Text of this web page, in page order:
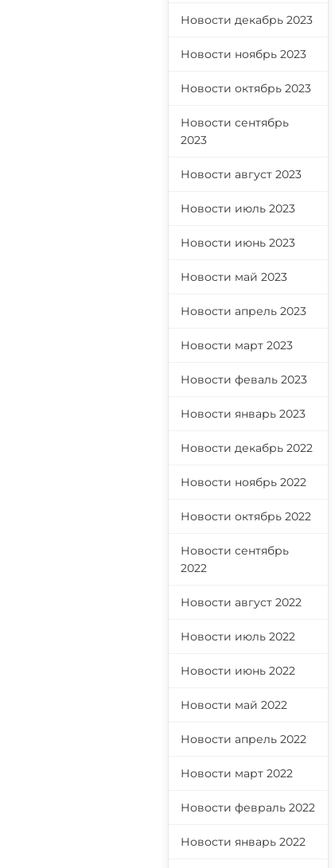
Новости декабрь 2023
Новости ноябрь 2023
Новости октябрь 2023
Новости сентябрь
2023
Новости август 2023
Новости июль 2023
Новости июнь 2023
Новости май 2023
Новости апрель 2023
Новости март 2023
Новости феваль 2023
Новости январь 2023
Новости декабрь 2022
Новости ноябрь 2022
Новости октябрь 2022
Новости сентябрь
2022
Новости август 2022
Новости июль 2022
Новости июнь 2022
Новости май 2022
Новости апрель 2022
Новости март 2022
Новости февраль 2022
Новости январь 2022